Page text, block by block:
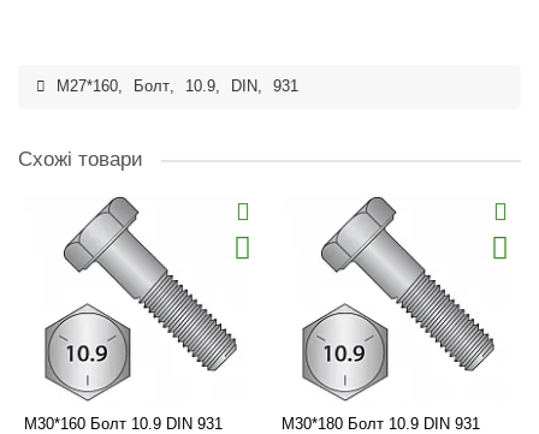
M27*160, Болт, 10.9, DIN, 931
Схожі товари
M30*160 Болт 10.9 DIN 931 M30*180 Болт 10.9 DIN 931